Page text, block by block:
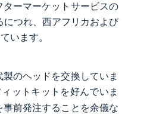
ーマーケットサービスの
つれ、西アフリカおよび
います。
のヘッドを交換していま
ットキットを好んでいま
前発注することを余儀な